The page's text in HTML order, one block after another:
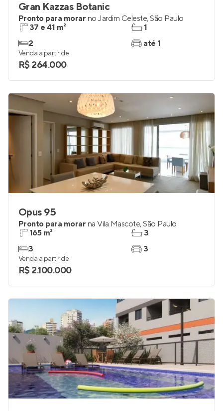
Gran Kazzas Botanic
Pronto para morar no Jardim Celeste,São Paulo
37 e 41 m²
2
1
até 1
Venda a partir de
R$ 264.000
Opus 95
Pronto para morar na Vila Mascote,São Paulo
165 m²
3
3
3
Venda a partir de
R$ 2.100.000